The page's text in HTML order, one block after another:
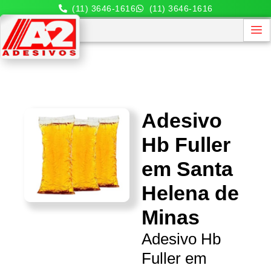
(11) 3646-1616 (11) 3646-1616
Adesivo
Hb Fuller
em Santa
Helena de
Minas
Adesivo Hb
Fuller em